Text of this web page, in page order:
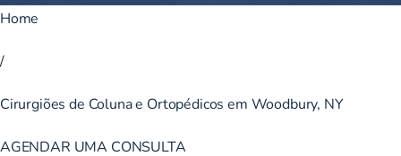
Home
/
Cirurgiões de Coluna e Ortopédicos em Woodbury, NY
AGENDAR UMA CONSULTA